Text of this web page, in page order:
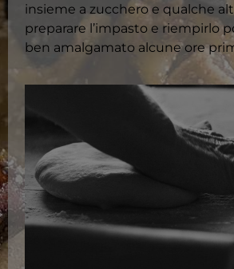
insieme a zucchero e qualche
preparare l’impasto e riempirlo
ben amalgamato alcune ore